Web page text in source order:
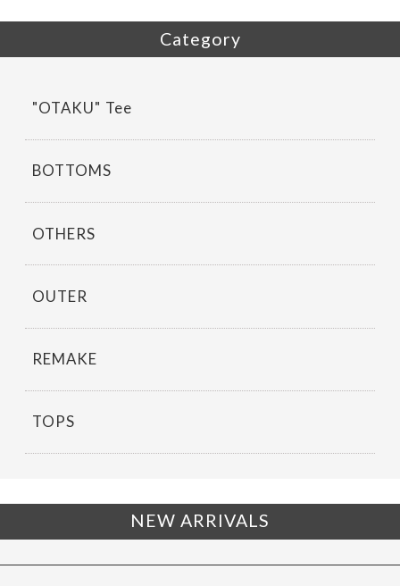
o
k
Category
"OTAKU" Tee
BOTTOMS
OTHERS
OUTER
REMAKE
TOPS
NEW ARRIVALS